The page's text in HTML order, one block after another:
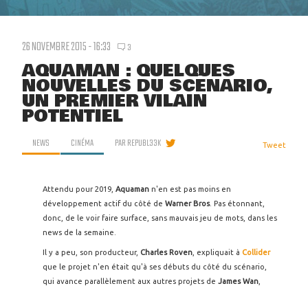
26 NOVEMBRE 2015 - 16:33 3
AQUAMAN : QUELQUES
NOUVELLES DU SCÉNARIO,
UN PREMIER VILAIN
POTENTIEL
NEWS CINÉMA PARREPUBL33K Tweet
Attendu pour 2019, Aquaman n'en est pas moins en
développement actif du côté de Warner Bros. Pas étonnant,
donc, de le voir faire surface, sans mauvais jeu de mots, dans les
news de la semaine.
Il y a peu, son producteur, Charles Roven , expliquait à Collider
que le projet n'en était qu'à ses débuts du côté du scénario,
qui avance parallèlement aux autres projets de James Wan